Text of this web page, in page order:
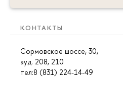
КОНТАКТЫ
Сормовское шоссе, 30,
ауд. 208, 210
тел:8 (831) 224-14-49